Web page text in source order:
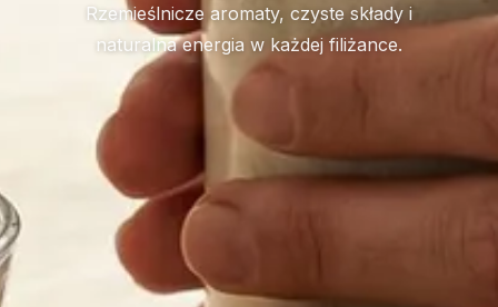
Rzemieślnicze aromaty, czyste składy i
naturalna energia w każdej filiżance.